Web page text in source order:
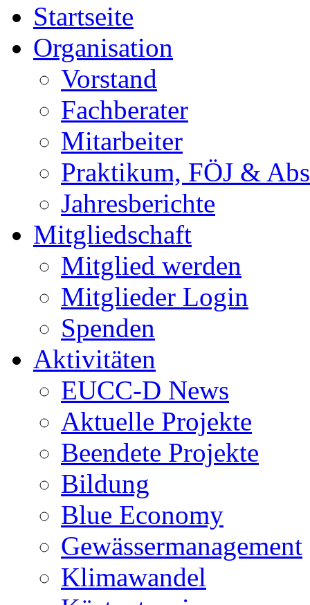
Startseite
Organisation
Vorstand
Fachberater
Mitarbeiter
Praktikum, FÖJ &
Jahresberichte
Mitgliedschaft
Mitglied werden
Mitglieder Login
Spenden
Aktivitäten
EUCC-D News
Aktuelle Projekte
Beendete Projekte
Bildung
Blue Economy
Gewässermanagement
Klimawandel